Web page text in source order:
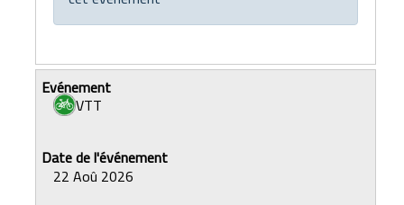
VTT
22 Aoû 2026